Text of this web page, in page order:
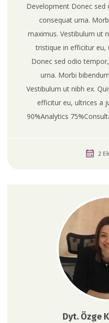
Development Donec
consequat urna.
maximus. Vestibulum ut
tristique in efficitur eu,
Donec sed odio
urna. Morbi
Vestibulum ut nibh ex.
efficitur eu, ultrices a
90%Analytics
2
Dyt. Özge